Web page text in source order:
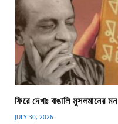
ফিরে দেখাঃ বাঙালি মুসলমানের মন
JULY 30, 2026